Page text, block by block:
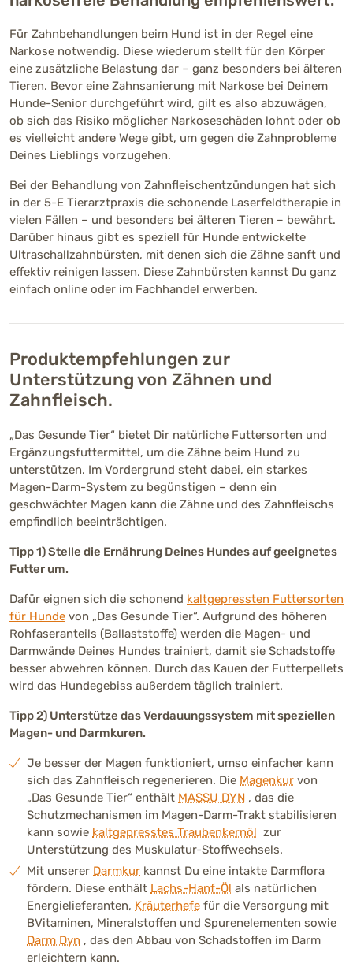
Für Zahnbehandlungen beim Hund ist in der Regel eine
Narkose notwendig. Diese wiederum stellt für den Körper
eine zusätzliche Belastung dar – ganz besonders bei älteren
Tieren. Bevor eine Zahnsanierung mit Narkose bei Deinem
Hunde-Senior durchgeführt wird, gilt es also abzuwägen,
ob sich das Risiko möglicher Narkoseschäden lohnt oder ob
es vielleicht andere Wege gibt, um gegen die Zahnprobleme
Deines Lieblings vorzugehen.
Bei der Behandlung von Zahnfleischentzündungen hat sich
in der 5-E Tierarztpraxis die schonende Laserfeldtherapie in
vielen Fällen – und besonders bei älteren Tieren – bewährt.
Darüber hinaus gibt es speziell für Hunde entwickelte
Ultraschallzahnbürsten, mit denen sich die Zähne sanft und
effektiv reinigen lassen. Diese Zahnbürsten kannst Du ganz
einfach online oder im Fachhandel erwerben.
Produktempfehlungen zur
Unterstützung von Zähnen und
Zahnfleisch.
„Das Gesunde Tier“ bietet Dir natürliche Futtersorten und
Ergänzungsfuttermittel, um die Zähne beim Hund zu
unterstützen. Im Vordergrund steht dabei, ein starkes
Magen-Darm-System zu begünstigen – denn ein
geschwächter Magen kann die Zähne und des Zahnfleischs
empfindlich beeinträchtigen.
Tipp 1) Stelle die Ernährung Deines Hundes auf geeignetes
Futter um.
Dafür eignen sich die schonend kaltgepressten Futtersorten
für Hunde von „Das Gesunde Tier“. Aufgrund des höheren
Rohfaseranteils (Ballaststoffe) werden die Magen- und
Darmwände Deines Hundes trainiert, damit sie Schadstoffe
besser abwehren können. Durch das Kauen der Futterpellets
wird das Hundegebiss außerdem täglich trainiert.
Tipp 2) Unterstütze das Verdauungssystem mit speziellen
Magen- und Darmkuren.
Je besser der Magen funktioniert, umso einfacher kann
sich das Zahnfleisch regenerieren. Die Magenkur von
„Das Gesunde Tier“ enthält MASSU DYN , das die
Schutzmechanismen im Magen-Darm-Trakt stabilisieren
kann sowie kaltgepresstes Traubenkernöl zur
Unterstützung des Muskulatur-Stoffwechsels.
Mit unserer Darmkur kannst Du eine intakte Darmflora
fördern. Diese enthält Lachs-Hanf-Öl als natürlichen
Energielieferanten, Kräuterhefe für die Versorgung mit
BVitaminen, Mineralstoffen und Spurenelementen sowie
Darm Dyn , das den Abbau von Schadstoffen im Darm
erleichtern kann.